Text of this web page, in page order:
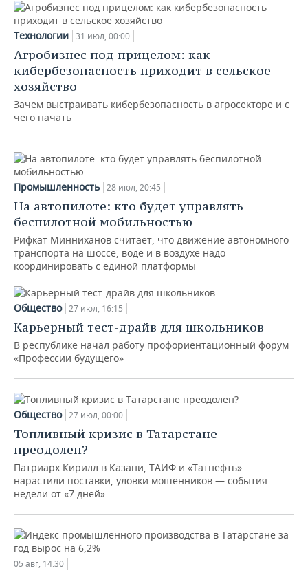
Технологии 31 июл, 00:00
Агробизнес под прицелом: как
кибербезопасность приходит в сельское
хозяйство
Зачем выстраивать кибербезопасность в агросекторе и с
чего начать
Промышленность 28 июл, 20:45
На автопилоте: кто будет управлять
беспилотной мобильностью
Рифкат Минниханов считает, что движение автономного
транспорта на шоссе, воде и в воздухе надо
координировать с единой платформы
Общество 27 июл, 16:15
Карьерный тест-драйв для школьников
В республике начал работу профориентационный форум
«Профессии будущего»
Общество 27 июл, 00:00
Топливный кризис в Татарстане
преодолен?
Патриарх Кирилл в Казани, ТАИФ и «Татнефть»
нарастили поставки, уловки мошенников — события
недели от «7 дней»
05 авг, 14:30